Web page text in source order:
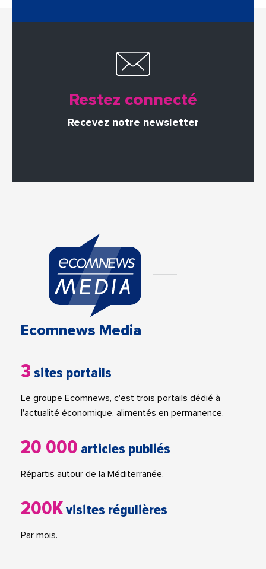
Restez connecté
Recevez notre newsletter
Ecomnews Media
3 sites portails
Le groupe Ecomnews, c'est trois portails dédié à
l'actualité économique, alimentés en permanence.
20 000 articles publiés
Répartis autour de la Méditerranée.
200Kvisites régulières
Par mois.